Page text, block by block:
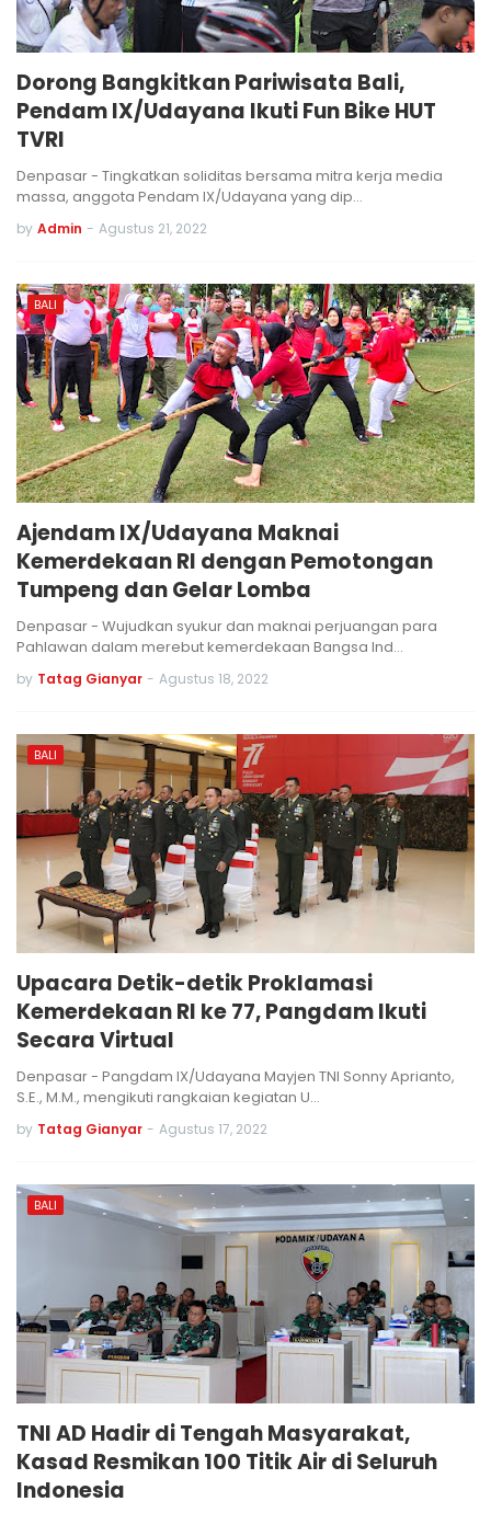
Dorong Bangkitkan Pariwisata Bali,
Pendam IX/Udayana Ikuti Fun Bike HUT
TVRI
Denpasar - Tingkatkan soliditas bersama mitra kerja media
massa, anggota Pendam IX/Udayana yang dip…
by Admin - Agustus 21, 2022
BALI
Ajendam IX/Udayana Maknai
Kemerdekaan RI dengan Pemotongan
Tumpeng dan Gelar Lomba
Denpasar - Wujudkan syukur dan maknai perjuangan para
Pahlawan dalam merebut kemerdekaan Bangsa Ind…
by Tatag Gianyar - Agustus 18, 2022
BALI
Upacara Detik-detik Proklamasi
Kemerdekaan RI ke 77, Pangdam Ikuti
Secara Virtual
Denpasar - Pangdam IX/Udayana Mayjen TNI Sonny Aprianto,
S.E., M.M., mengikuti rangkaian kegiatan U…
by Tatag Gianyar - Agustus 17, 2022
BALI
TNI AD Hadir di Tengah Masyarakat,
Kasad Resmikan 100 Titik Air di Seluruh
Indonesia